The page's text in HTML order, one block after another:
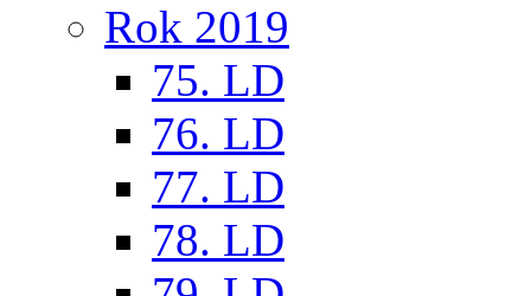
Rok 2019
75. LD
76. LD
77. LD
78. LD